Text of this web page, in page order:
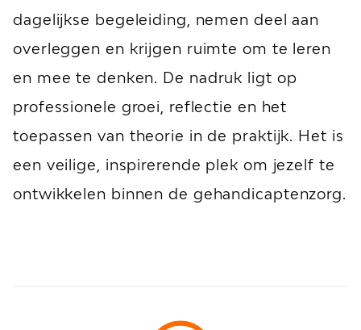
dagelijkse begeleiding, nemen deel aan
overleggen en krijgen ruimte om te leren
en mee te denken. De nadruk ligt op
professionele groei, reflectie en het
toepassen van theorie in de praktijk. Het is
een veilige, inspirerende plek om jezelf te
ontwikkelen binnen de gehandicaptenzorg.